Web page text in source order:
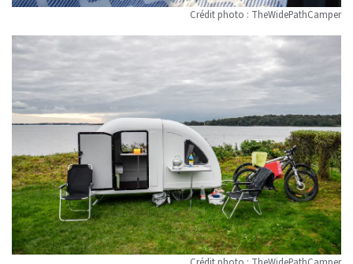
Crédit photo : TheWidePathCamper